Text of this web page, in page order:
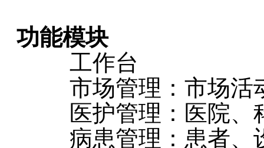
功能模块
工作台
市场管理：市场活
医护管理：医院、
病患管理：患者、